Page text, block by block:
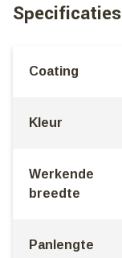
Specificaties
Coating
Kleur
Werkende
breedte
Panlengte